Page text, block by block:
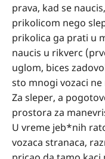
prava, kad se
prikolicom nego
prikolica ga prati u
naucis u rikverc
uglom, bices
sto mnogi vozaci ne
Za sleper, a
prostora za
U vreme jeb*nih
vozaca stranaca,